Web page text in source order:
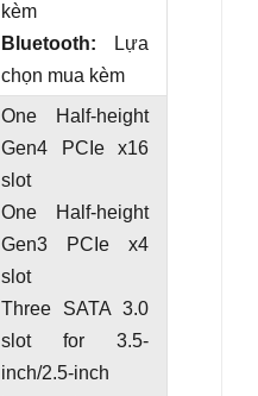
kèm
Bluetooth: Lựa
chọn mua kèm
One Half-height
Gen4 PCIe x16
slot
One Half-height
Gen3 PCIe x4
slot
Three SATA 3.0
slot for 3.5-
inch/2.5-inch